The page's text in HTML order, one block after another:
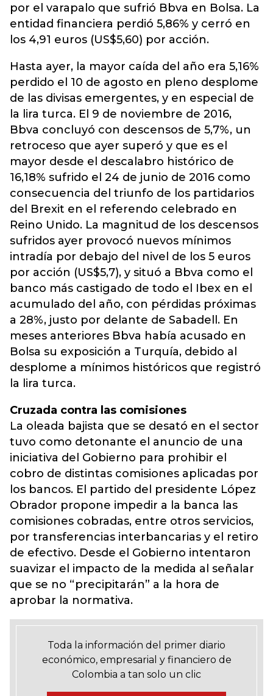
por el varapalo que sufrió Bbva en Bolsa. La
entidad financiera perdió 5,86% y cerró en
los 4,91 euros (US$5,60) por acción.
Hasta ayer, la mayor caída del año era 5,16%
perdido el 10 de agosto en pleno desplome
de las divisas emergentes, y en especial de
la lira turca. El 9 de noviembre de 2016,
Bbva concluyó con descensos de 5,7%, un
retroceso que ayer superó y que es el
mayor desde el descalabro histórico de
16,18% sufrido el 24 de junio de 2016 como
consecuencia del triunfo de los partidarios
del Brexit en el referendo celebrado en
Reino Unido. La magnitud de los descensos
sufridos ayer provocó nuevos mínimos
intradía por debajo del nivel de los 5 euros
por acción (US$5,7), y situó a Bbva como el
banco más castigado de todo el Ibex en el
acumulado del año, con pérdidas próximas
a 28%, justo por delante de Sabadell. En
meses anteriores Bbva había acusado en
Bolsa su exposición a Turquía, debido al
desplome a mínimos históricos que registró
la lira turca.
Cruzada contra las comisiones
La oleada bajista que se desató en el sector
tuvo como detonante el anuncio de una
iniciativa del Gobierno para prohibir el
cobro de distintas comisiones aplicadas por
los bancos. El partido del presidente López
Obrador propone impedir a la banca las
comisiones cobradas, entre otros servicios,
por transferencias interbancarias y el retiro
de efectivo. Desde el Gobierno intentaron
suavizar el impacto de la medida al señalar
que se no “precipitarán” a la hora de
aprobar la normativa.
Toda la información del primer diario
económico, empresarial y financiero de
Colombia a tan solo un clic